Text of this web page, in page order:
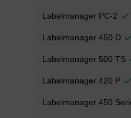
Labelmanager PC-2
Labelmanager 450 D
Labelmanager 500 TS
Labelmanager 420 P
Labelmanager 450